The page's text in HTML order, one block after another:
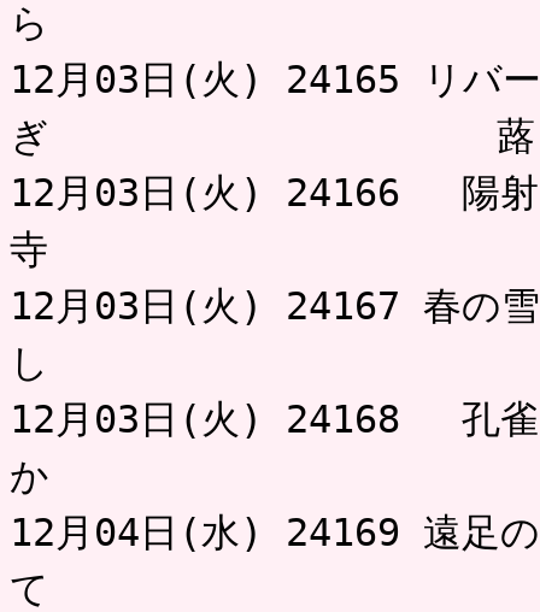
ら 小
12月03日(火) 24165 リバー
ぎ 蕗
12月03日(火) 24166 陽射
寺
12月03日(火) 24167 春の雪
し 柳
12月03日(火) 24168 孔雀
か
12月04日(水) 24169 遠足の
て